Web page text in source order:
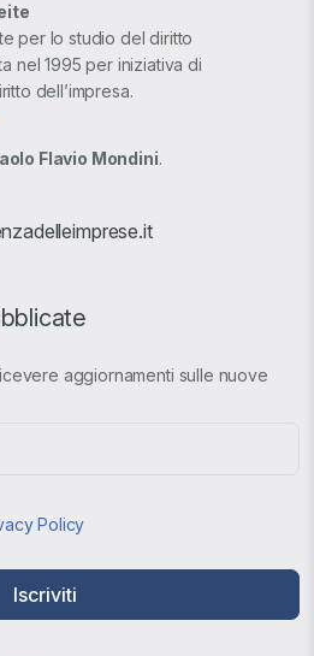
per lo studio del diritto
nel 1995 per iniziativa di
dell’impresa.
Flavio Mondini.
aggiornamenti sulle nuove
Policy
Iscriviti